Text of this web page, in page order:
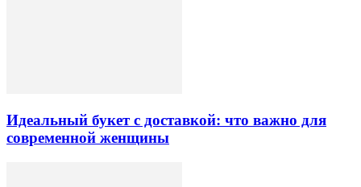
Идеальный букет с доставкой: что важно для
современной женщины